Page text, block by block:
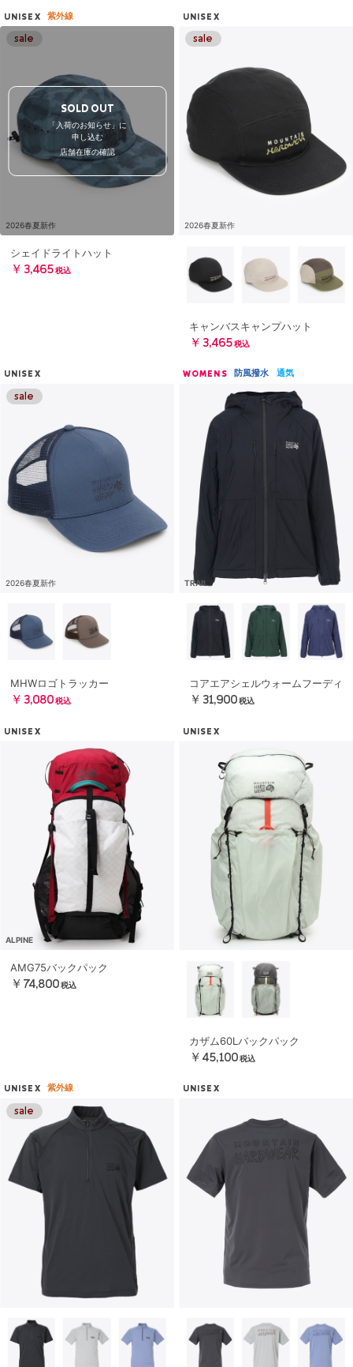
UNISEX 紫外線
2026春夏新作
SOLD OUT
「入荷のお知らせ」に
申し込む
店舗在庫の確認
シェイドライトハット
￥3,465 税込
UNISEX
2026春夏新作
キャンバスキャンプハット
￥3,465 税込
UNISEX
2026春夏新作
MHWロゴトラッカー
￥3,080 税込
WOMENS 防風撥水 通気
TRAIL
コアエアシェルウォームフーディ
￥31,900 税込
UNISEX
ALPINE
AMG75バックパック
￥74,800 税込
UNISEX
カザム60Lバックパック
￥45,100 税込
UNISEX 紫外線 UNISEX